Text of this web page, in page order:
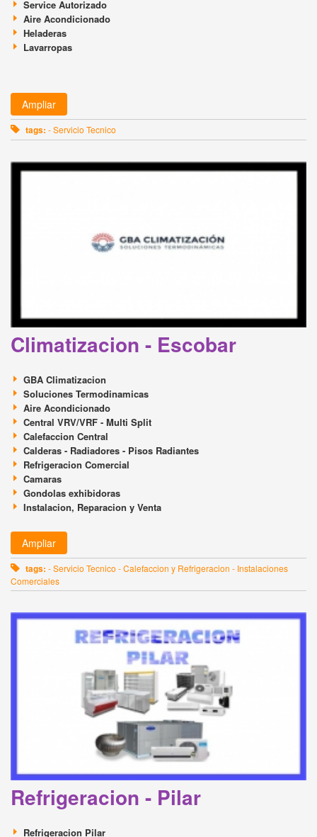
Service Autorizado
Aire Acondicionado
Heladeras
Lavarropas
Ampliar
tags: - Servicio Tecnico
Climatizacion - Escobar
GBA Climatizacion
Soluciones Termodinamicas
Aire Acondicionado
Central VRV/VRF - Multi Split
Calefaccion Central
Calderas - Radiadores - Pisos Radiantes
Refrigeracion Comercial
Camaras
Gondolas exhibidoras
Instalacion, Reparacion y Venta
Ampliar
tags: - Servicio Tecnico - Calefaccion y Refrigeracion - Instalaciones
Comerciales
Refrigeracion - Pilar
Refrigeracion Pilar